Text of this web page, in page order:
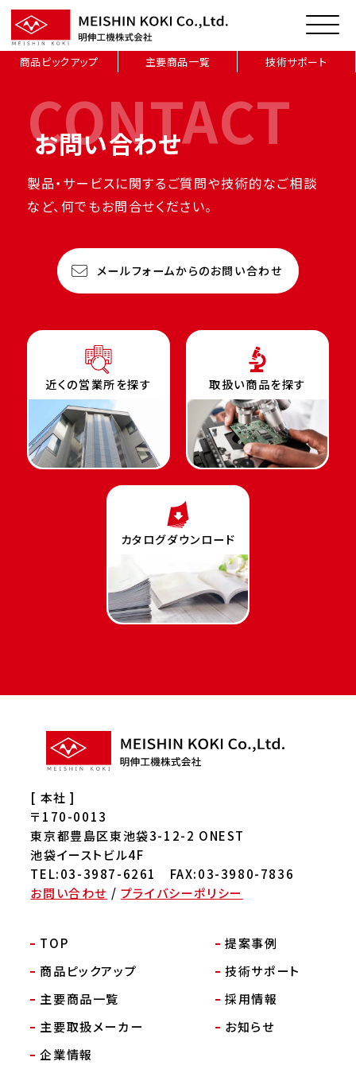
商品ピックアップ 主要商品一覧 技術サポート
CONTACT
お問い合わせ
製品・サービスに関するご質問や技術的なご相談
など、何でもお問合せください。
メールフォームからのお問い合わせ
近くの営業所を探す 取扱い商品を探す
カタログダウンロード
[ 本社 ]
〒170-0013
東京都豊島区東池袋3-12-2 ONEST
池袋イーストビル4F
TEL:03-3987-6261 FAX:03-3980-7836
お問い合わせ / プライバシーポリシー
TOP
提案事例
商品ピックアップ
技術サポート
主要商品一覧
採用情報
主要取扱メーカー
お知らせ
企業情報